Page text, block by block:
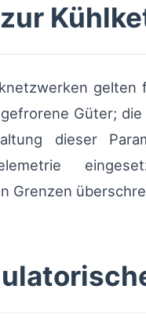
Güter;
dieser
Grenzen